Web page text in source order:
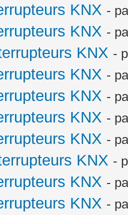
KNX -
KNX -
KNX -
KNX -
KNX -
KNX -
KNX -
KNX -
KNX -
KNX -